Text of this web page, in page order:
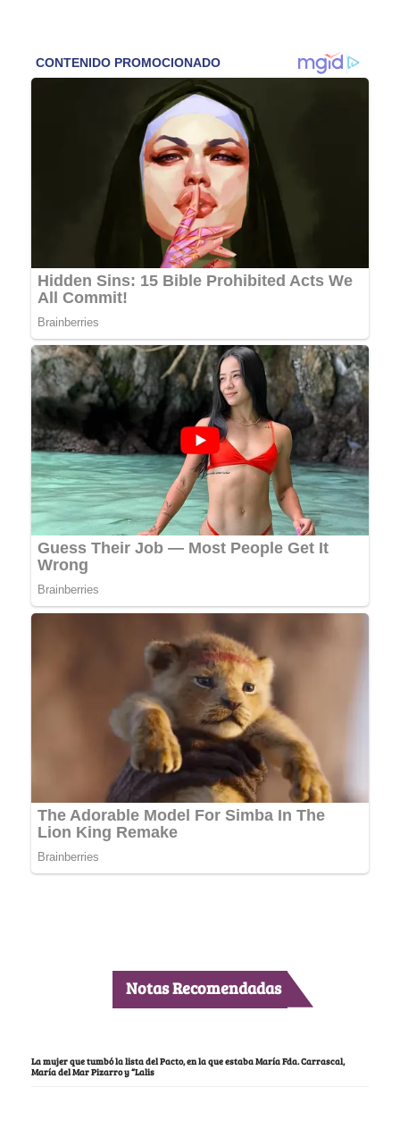
Notas Recomendadas
La mujer que tumbó la lista del Pacto, en la que estaba María Fda. Carrascal,
María del Mar Pizarro y “Lalis